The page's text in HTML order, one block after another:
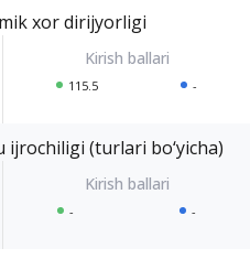
xor dirijyorligi
115.5 -
ijrochiligi (turlari bo‘yicha)
- -